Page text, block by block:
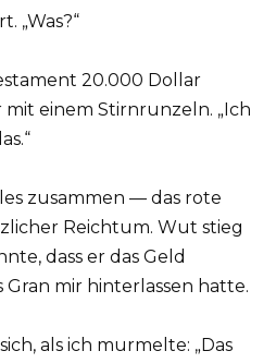
„Was?“
20.000 Dollar
mit einem Stirnrunzeln. „Ich
zusammen — das rote
Reichtum. Wut stieg
dass er das Geld
mir hinterlassen hatte.
als ich murmelte: „Das